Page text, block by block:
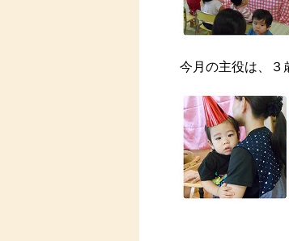
今月の主役は、３